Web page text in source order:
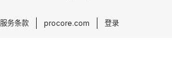
服务条款 procore.com 登录